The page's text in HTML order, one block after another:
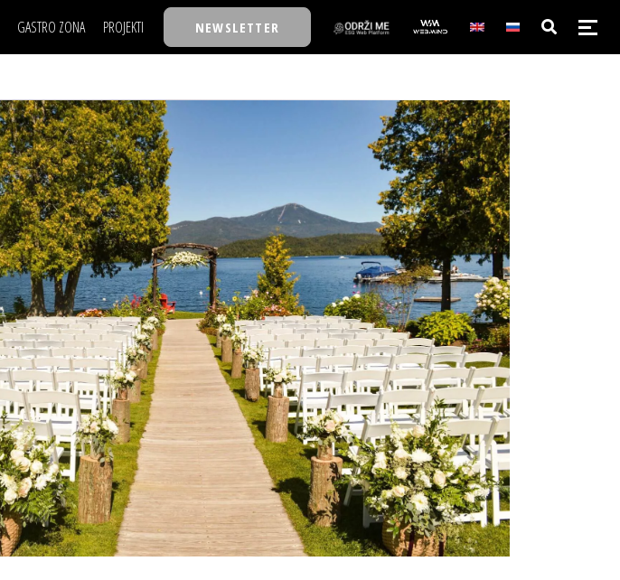
GASTRO ZONA PROJEKTI
TASTY TALKS
30 ISPOD 30
BACK TO OFFICE/SCHOOL
BIZBENDOVI
BIZKOLEGIJUM
BMW BIZNIS LIGA
BIZLIFE WEEK
IZJAVA GODINE
NEWSLETTER
NAJKOLEGA
30 ISPOD 30
BACK TO OFFICE/SCHOOL
BIZBENDOVI
BIZKOLEGIJUM
BMW BIZNIS LIGA
BIZLIFE WEEK
IZJAVA GODINE